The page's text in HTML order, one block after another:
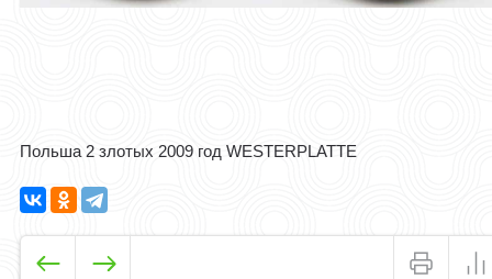
Польша 2 злотых 2009 год WESTERPLATTE